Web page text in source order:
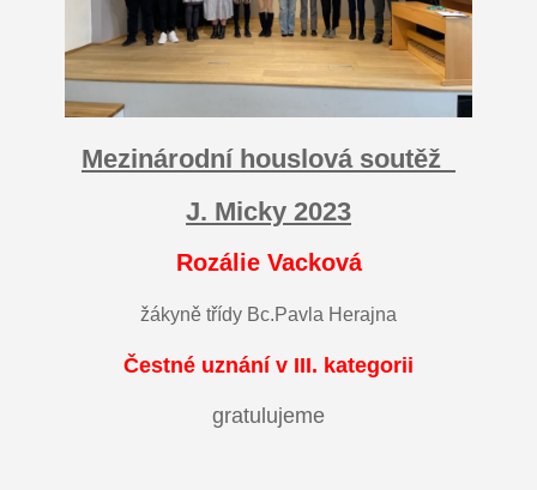
Mezinárodní houslová soutěž
J. Micky 2023
Rozálie Vacková
žákyně třídy Bc.Pavla Herajna
Čestné uznání v III. kategorii
gratulujeme